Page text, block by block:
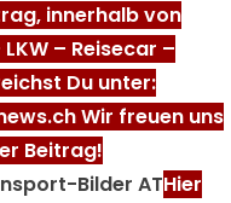
innerhalb von
– Reisecar –
Du unter:
Wir freuen uns
Beitrag!
Bilder ATHier